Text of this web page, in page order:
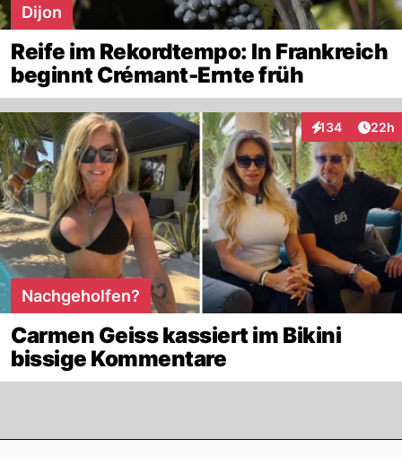
Dijon
Reife im Rekordtempo: In Frankreich
beginnt Crémant-Ernte früh
134
Interaktionen
22h
Nachgeholfen?
Carmen Geiss kassiert im Bikini
bissige Kommentare